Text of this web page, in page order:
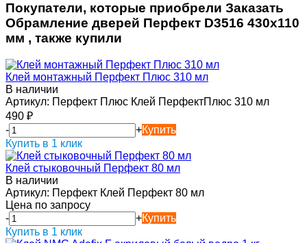
Покупатели, которые приобрели Заказать
Обрамление дверей Перфект D3516 430х110
мм , также купили
Клей монтажный Перфект Плюс 310 мл
В наличии
Артикул: Перфект Плюс Клей ПерфектПлюс 310 мл
490 ₽
-
+Купить
Купить в 1 клик
Клей стыковочный Перфект 80 мл
В наличии
Артикул: Перфект Клей Перфект 80 мл
Цена по запросу
-
+Купить
Купить в 1 клик